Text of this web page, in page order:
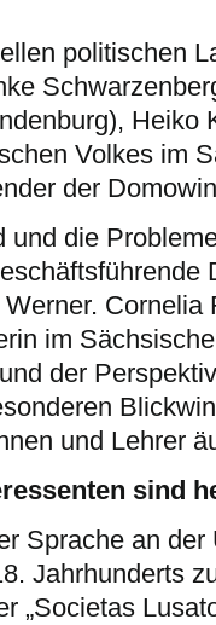
politischen
Heiko
Volkes im
der
und die
Cornelia
im
der
und Lehrer
sind
Sprache an
Jahrhunderts
„Societas